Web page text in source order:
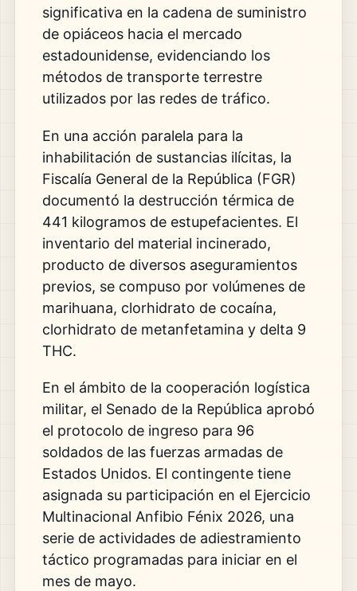
significativa en la cadena de suministro
de opiáceos hacia el mercado
estadounidense, evidenciando los
métodos de transporte terrestre
utilizados por las redes de tráfico.
En una acción paralela para la
inhabilitación de sustancias ilícitas, la
Fiscalía General de la República (FGR)
documentó la destrucción térmica de
441 kilogramos de estupefacientes. El
inventario del material incinerado,
producto de diversos aseguramientos
previos, se compuso por volúmenes de
marihuana, clorhidrato de cocaína,
clorhidrato de metanfetamina y delta 9
THC.
En el ámbito de la cooperación logística
militar, el Senado de la República aprobó
el protocolo de ingreso para 96
soldados de las fuerzas armadas de
Estados Unidos. El contingente tiene
asignada su participación en el Ejercicio
Multinacional Anfibio Fénix 2026, una
serie de actividades de adiestramiento
táctico programadas para iniciar en el
mes de mayo.